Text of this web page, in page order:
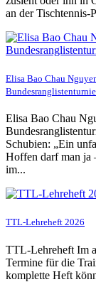
an der Tischtennis-
Elisa Bao Chau
Elisa Bao Chau
Schubien: „Ein
Hoffen darf man ja
im...
TTL-Lehreheft 2026
TTL-Lehreheft Im
Termine für die
komplette Heft